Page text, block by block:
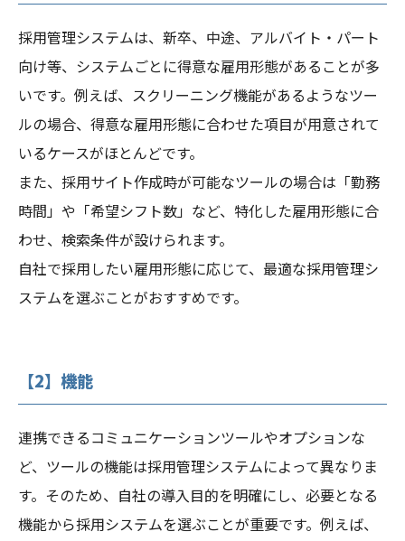
採用管理システムは、新卒、中途、アルバイト・パート
向け等、システムごとに得意な雇用形態があることが多
いです。例えば、スクリーニング機能があるようなツー
ルの場合、得意な雇用形態に合わせた項目が用意されて
いるケースがほとんどです。
また、採用サイト作成時が可能なツールの場合は「勤務
時間」や「希望シフト数」など、特化した雇用形態に合
わせ、検索条件が設けられます。
自社で採用したい雇用形態に応じて、最適な採用管理シ
ステムを選ぶことがおすすめです。
【2】機能
連携できるコミュニケーションツールやオプションな
ど、ツールの機能は採用管理システムによって異なりま
す。そのため、自社の導入目的を明確にし、必要となる
機能から採用システムを選ぶことが重要です。例えば、